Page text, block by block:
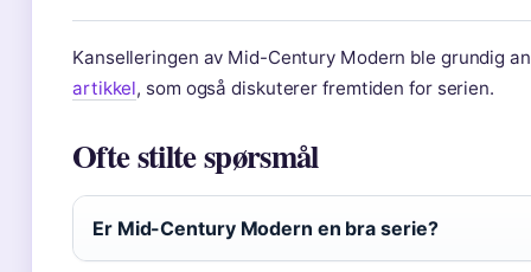
Kanselleringen av Mid-Century Modern ble grundig
artikkel, som også diskuterer fremtiden for serien.
Ofte stilte spørsmål
Er Mid-Century Modern en bra serie?